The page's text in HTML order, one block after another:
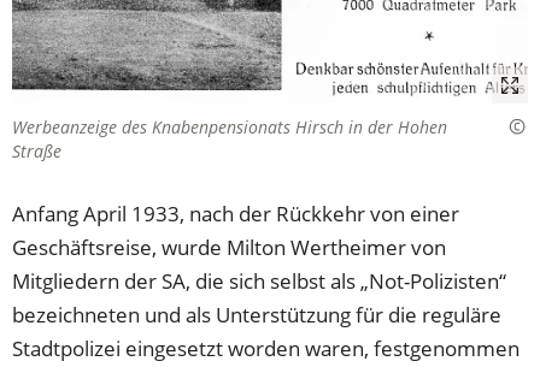
Werbeanzeige des Knabenpensionats Hirsch in der Hohen
Straße
Anfang April 1933, nach der Rückkehr von einer
Geschäftsreise, wurde Milton Wertheimer von
Mitgliedern der SA, die sich selbst als „Not-Polizisten“
bezeichneten und als Unterstützung für die reguläre
Stadtpolizei eingesetzt worden waren, festgenommen